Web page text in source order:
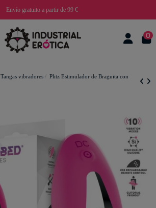
Envío gratuito a partir de 99 €
0
Tangas vibradores
Plitz Estimulador de Braguita con